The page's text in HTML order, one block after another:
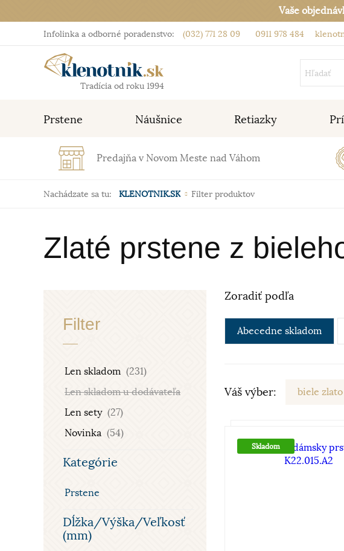
Vaše
Infolinka a odborné poradenstvo: (032) 771 28 09 0911 978 484
Tradícia od roku 1994
Prstene Náušnice Retiazky
Predajňa v Novom Meste nad Váhom
Nachádzate sa tu: KLENOTNIK.SK Filter produktov
Zlaté prstene z
Filter
Len skladom (231)
Len skladom u dodávateľa
Len sety (27)
Novinka (54)
Kategórie
Prstene
Dĺžka/Výška/Veľkosť
(mm)
Zoradiť podľa
Abecedne skladom
Váš výber: biele zlato
Skladom